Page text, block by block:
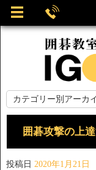
カテゴリー別アーカ
囲碁攻撃の上
投稿日 2020年1月21日